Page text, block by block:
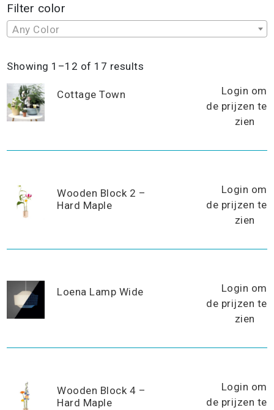
Filter color
Any Color
Showing 1–12 of 17 results
Cottage Town
Login om
de prijzen te
zien
Wooden Block 2 –
Hard Maple
Login om
de prijzen te
zien
Loena Lamp Wide
Login om
de prijzen te
zien
Wooden Block 4 –
Hard Maple
Login om
de prijzen te